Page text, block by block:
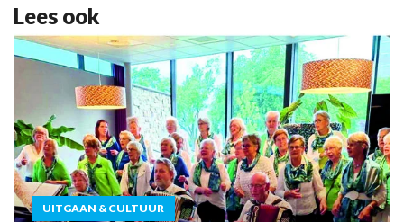
Lees ook
UITGAAN & CULTUUR